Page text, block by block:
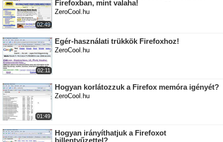
02:49
Firefoxban, mint valaha!
ZeroCool.hu
02:11
Egér-használati trükkök Firefoxhoz!
ZeroCool.hu
01:49
Hogyan korlátozzuk a Firefox memóra igényét?
ZeroCool.hu
Hogyan irányíthatjuk a Firefoxot